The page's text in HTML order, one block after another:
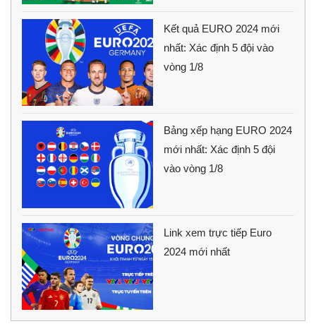
Kết quả EURO 2024 mới
nhất: Xác định 5 đội vào
vòng 1/8
Bảng xếp hạng EURO 2024
mới nhất: Xác định 5 đội
vào vòng 1/8
Link xem trực tiếp Euro
2024 mới nhất